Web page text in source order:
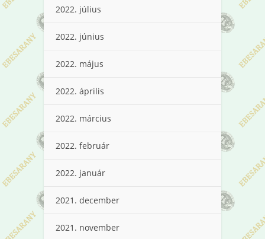
2022. július
2022. június
2022. május
2022. április
2022. március
2022. február
2022. január
2021. december
2021. november